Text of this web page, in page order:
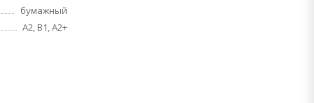
бумажный
A2, B1, A2+